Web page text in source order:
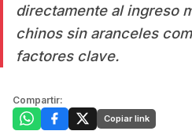
directamente al ingreso
chinos sin aranceles
factores clave.
Compartir:
Copiar link